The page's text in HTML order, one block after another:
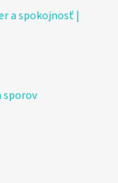
a spokojnosť |